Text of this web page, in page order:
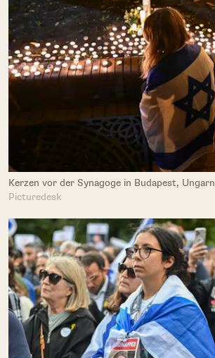
Kerzen vor der Synagoge in Budapest, Ungarn
Picturedesk